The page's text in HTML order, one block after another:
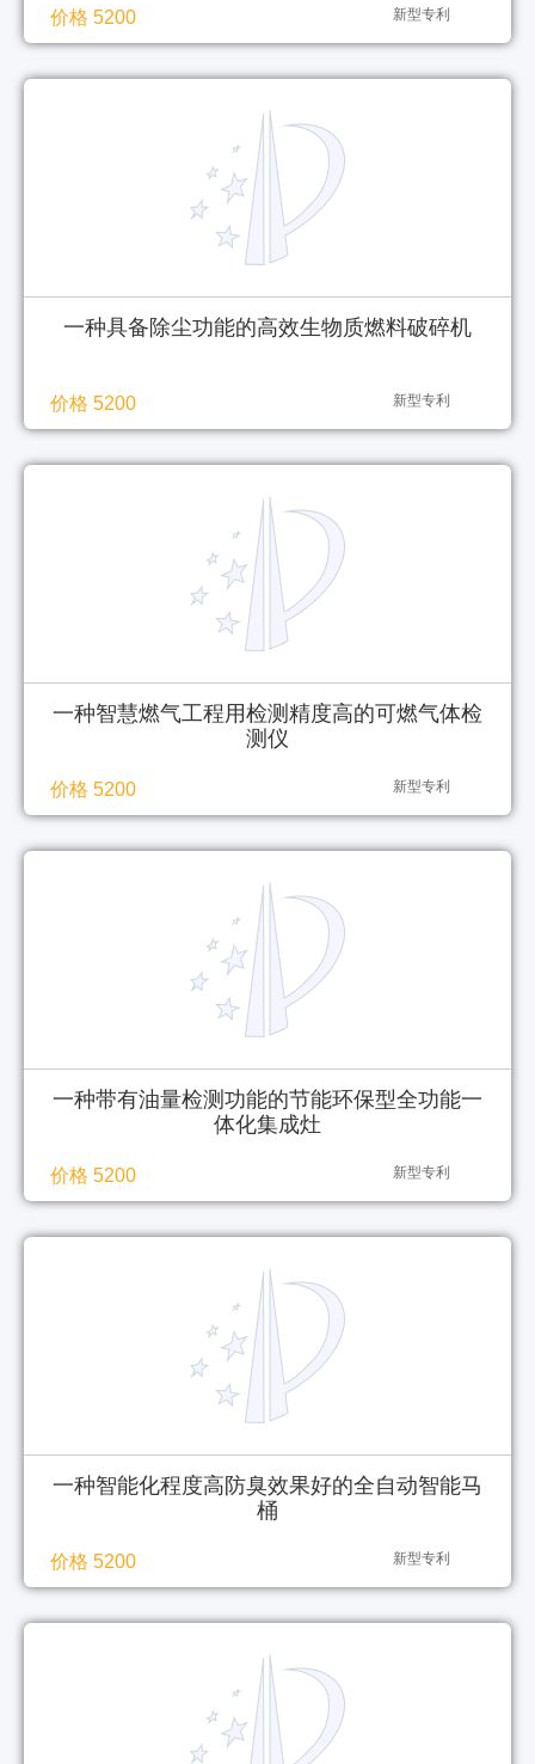
价格 5200 新型专利
一种具备除尘功能的高效生物质燃料破碎机
价格 5200 新型专利
一种智慧燃气工程用检测精度高的可燃气体检
测仪
价格 5200 新型专利
一种带有油量检测功能的节能环保型全功能一
体化集成灶
价格 5200 新型专利
一种智能化程度高防臭效果好的全自动智能马
桶
价格 5200 新型专利